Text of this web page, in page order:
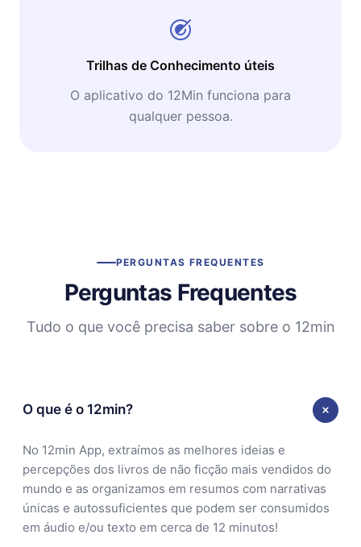
Trilhas de Conhecimento úteis
O aplicativo do 12Min funciona para
qualquer pessoa.
PERGUNTAS FREQUENTES
Perguntas Frequentes
Tudo o que você precisa saber sobre o 12min
O que é o 12min?
No 12min App, extraímos as melhores ideias e
percepções dos livros de não ficção mais vendidos do
mundo e as organizamos em resumos com narrativas
únicas e autossuficientes que podem ser consumidos
em áudio e/ou texto em cerca de 12 minutos!